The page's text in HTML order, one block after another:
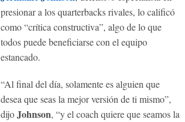
presionar a los quarterbacks rivales, lo calificó
como “crítica constructiva”, algo de lo que
todos puede beneficiarse con el equipo
estancado.
“Al final del día, solamente es alguien que
desea que seas la mejor versión de ti mismo”,
dijoJohnson, “y el coach quiere que seamos la